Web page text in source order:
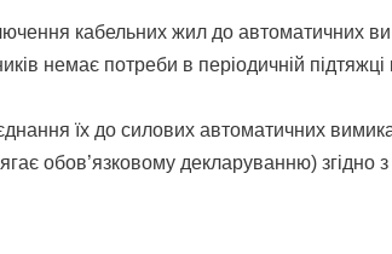
кабельних жил до автоматичних
немає потреби в періодичній
їх до силових автоматичних
обов’язковому декларуванню)